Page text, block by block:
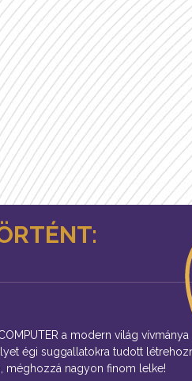
a modern világ vívmánya
égi suggallatokra tudott
méghozzá nagyon finom lelke!